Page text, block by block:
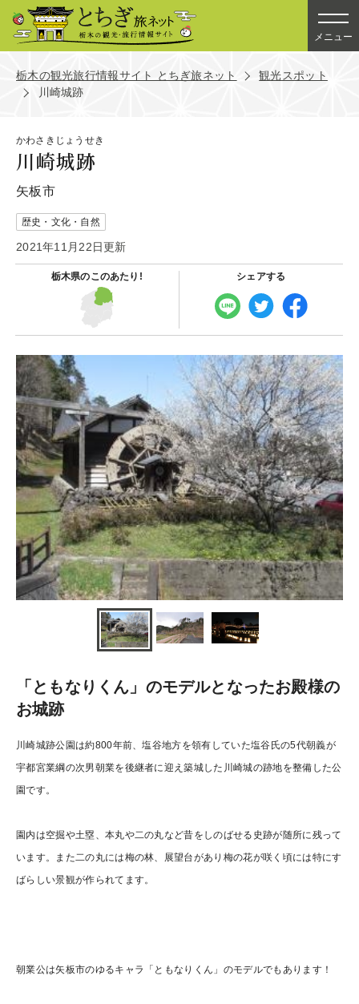
メニュー
栃木の観光旅行情報サイト とちぎ旅ネット
観光スポット
川崎城跡
かわさきじょうせき
川崎城跡
矢板市
歴史・文化・自然
2021年11月22日更新
栃木県のこのあたり! シェアする
「ともなりくん」のモデルとなったお殿様の
お城跡
川崎城跡公園は約800年前、塩谷地方を領有していた塩谷氏の5代朝義が
宇都宮業綱の次男朝業を後継者に迎え築城した川崎城の跡地を整備した公
園です。
園内は空掘や土塁、本丸や二の丸など昔をしのばせる史跡が随所に残って
います。また二の丸には梅の林、展望台があり梅の花が咲く頃には特にす
ばらしい景観が作られてます。
朝業公は矢板市のゆるキャラ「 ともなりくん 」のモデルでもあります！